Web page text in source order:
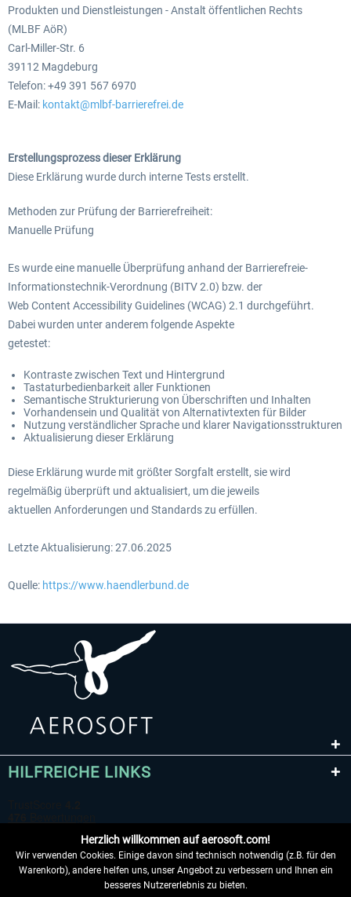
Produkten und Dienstleistungen - Anstalt öffentlichen Rechts
(MLBF AöR)
Carl-Miller-Str. 6
39112 Magdeburg
Telefon: +49 391 567 6970
E-Mail: kontakt@mlbf-barrierefrei.de
Erstellungsprozess dieser Erklärung
Diese Erklärung wurde durch interne Tests erstellt.
Methoden zur Prüfung der Barrierefreiheit:
Manuelle Prüfung
Es wurde eine manuelle Überprüfung anhand der Barrierefreie-
Informationstechnik-Verordnung (BITV 2.0) bzw. der
Web Content Accessibility Guidelines (WCAG) 2.1 durchgeführt.
Dabei wurden unter anderem folgende Aspekte
getestet:
Kontraste zwischen Text und Hintergrund
Tastaturbedienbarkeit aller Funktionen
Semantische Strukturierung von Überschriften und Inhalten
Vorhandensein und Qualität von Alternativtexten für Bilder
Nutzung verständlicher Sprache und klarer Navigationsstrukturen
Aktualisierung dieser Erklärung
Diese Erklärung wurde mit größter Sorgfalt erstellt, sie wird
regelmäßig überprüft und aktualisiert, um die jeweils
aktuellen Anforderungen und Standards zu erfüllen.
Letzte Aktualisierung: 27.06.2025
Quelle: https://www.haendlerbund.de
HILFREICHE LINKS
Herzlich willkommen auf aerosoft.com!
Wir verwenden Cookies. Einige davon sind technisch notwendig (z.B. für den
Warenkorb), andere helfen uns, unser Angebot zu verbessern und Ihnen ein
besseres Nutzererlebnis zu bieten.